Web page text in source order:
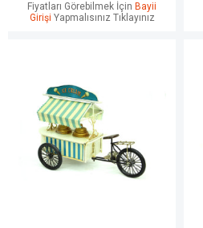
Fiyatları Görebilmek İçin Bayii
Girişi Yapmalısınız Tıklayınız